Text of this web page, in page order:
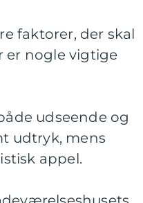
faktorer, der skal
er nogle vigtige
udseende og
udtryk, mens
appel.